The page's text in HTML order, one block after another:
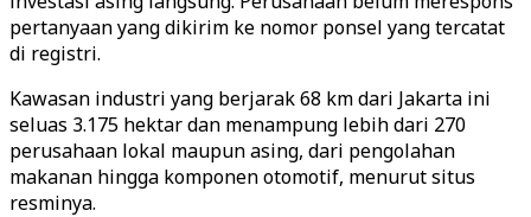
pertanyaan yang dikirim ke nomor ponsel yang tercatat
di registri.
Kawasan industri yang berjarak 68 km dari Jakarta ini
seluas 3.175 hektar dan menampung lebih dari 270
perusahaan lokal maupun asing, dari pengolahan
makanan hingga komponen otomotif, menurut situs
resminya.